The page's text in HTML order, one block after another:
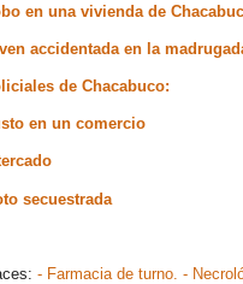
en una vivienda de
accidentada en la
de Chacabuco:
en un comercio
secuestrada
- Farmacia de turno. -